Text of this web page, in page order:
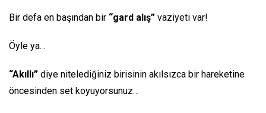
Bir defa en başından bir “gard alış” vaziyeti var!
Öyle ya…
“Akıllı” diye nitelediğiniz birisinin akılsızca bir hareketine
öncesinden set koyuyorsunuz…